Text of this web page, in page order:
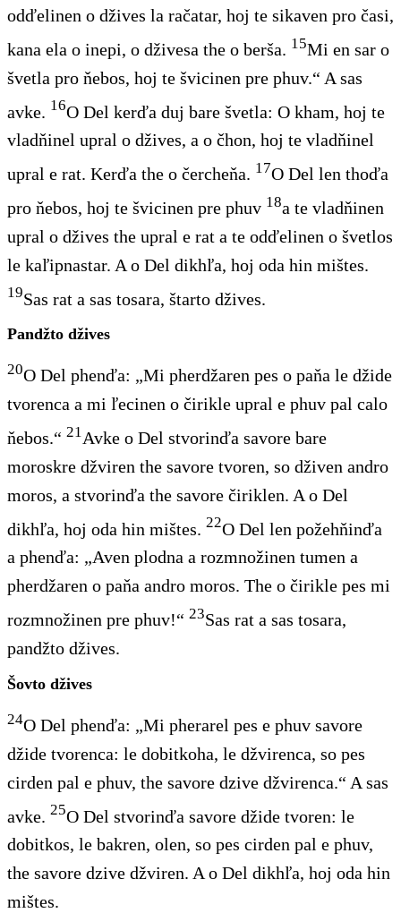
odďelinen o džives la račatar, hoj te sikaven pro časi,
kana ela o inepi, o dživesa the o berša. 15Mi en sar o
švetla pro ňebos, hoj te švicinen pre phuv.“ A sas
avke. 16O Del kerďa duj bare švetla: O kham, hoj te
vladňinel upral o džives, a o čhon, hoj te vladňinel
upral e rat. Kerďa the o čercheňa. 17O Del len thoďa
pro ňebos, hoj te švicinen pre phuv 18a te vladňinen
upral o džives the upral e rat a te odďelinen o švetlos
le kaľipnastar. A o Del dikhľa, hoj oda hin mištes.
19Sas rat a sas tosara, štarto džives.
Pandžto džives
20O Del phenďa: „Mi pherdžaren pes o paňa le džide
tvorenca a mi ľecinen o čirikle upral e phuv pal calo
ňebos.“ 21Avke o Del stvorinďa savore bare
moroskre džviren the savore tvoren, so dživen andro
moros, a stvorinďa the savore čiriklen. A o Del
dikhľa, hoj oda hin mištes. 22O Del len požehňinďa
a phenďa: „Aven plodna a rozmnožinen tumen a
pherdžaren o paňa andro moros. The o čirikle pes mi
rozmnožinen pre phuv!“ 23Sas rat a sas tosara,
pandžto džives.
Šovto džives
24O Del phenďa: „Mi pherarel pes e phuv savore
džide tvorenca: le dobitkoha, le džvirenca, so pes
cirden pal e phuv, the savore dzive džvirenca.“ A sas
avke. 25O Del stvorinďa savore džide tvoren: le
dobitkos, le bakren, olen, so pes cirden pal e phuv,
the savore dzive džviren. A o Del dikhľa, hoj oda hin
mištes.